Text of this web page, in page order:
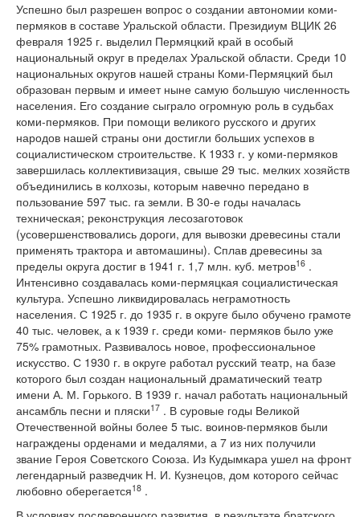
Успешно был разрешен вопрос о создании автономии коми-
пермяков в составе Уральской области. Президиум ВЦИК 26
февраля 1925 г. выделил Пермяцкий край в особый
национальный округ в пределах Уральской области. Среди 10
национальных округов нашей страны Коми-Пермяцкий был
образован первым и имеет ныне самую большую численность
населения. Его создание сыграло огромную роль в судьбах
коми-пермяков. При помощи великого русского и других
народов нашей страны они достигли больших успехов в
социалистическом строительстве. К 1933 г. у коми-пермяков
завершилась коллективизация, свыше 29 тыс. мелких хозяйств
объединились в колхозы, которым навечно передано в
пользование 597 тыс. га земли. В 30-е годы началась
техническая; реконструкция лесозаготовок
(усовершенствовались дороги, для вывозки древесины стали
применять трактора и автомашины). Сплав древесины за
пределы округа достиг в 1941 г. 1,7 млн. куб. метров16 .
Интенсивно создавалась коми-пермяцкая социалистическая
культура. Успешно ликвидировалась неграмотность
населения. С 1925 г. до 1935 г. в округе было обучено грамоте
40 тыс. человек, а к 1939 г. среди коми- пермяков было уже
75% грамотных. Развивалось новое, профессиональное
искусство. С 1930 г. в округе работал русский театр, на базе
которого был создан национальный драматический театр
имени А. М. Горького. В 1939 г. начал работать национальный
ансамбль песни и пляски17 . В суровые годы Великой
Отечественной войны более 5 тыс. воинов-пермяков были
награждены орденами и медалями, а 7 из них получили
звание Героя Советского Союза. Из Кудымкара ушел на фронт
легендарный разведчик Н. И. Кузнецов, дом которого сейчас
любовно оберегается18 .